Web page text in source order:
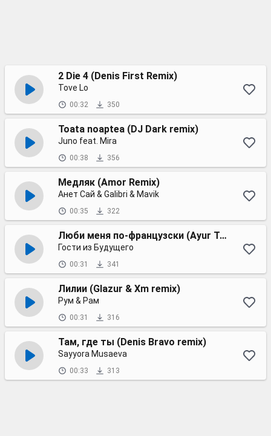
2 Die 4 (Denis First Remix)
Tove Lo
00:32 350
Toata noaptea (DJ Dark remix)
Juno feat. Mira
00:38 356
Медляк (Amor Remix)
Анет Сай & Gаlibri & Mаvik
00:35 322
Люби меня по-французски (Ayur Tsyrenov remix)
Гости из Будущего
00:31 341
Лилии (Glazur & Xm remix)
Рум & Рам
00:31 316
Там, где ты (Denis Bravo remix)
Sayyora Musaeva
00:33 313